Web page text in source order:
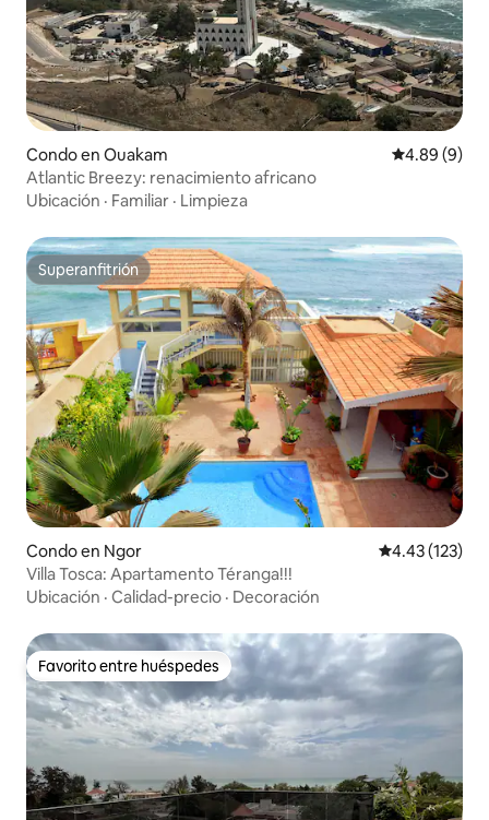
Condo en Ouakam Calificación
4.89 (9)
Atlantic Breezy: renacimiento africano
Ubicación · Familiar · Limpieza
Superanfitrión
Superanfitrión
Condo en Ngor Calificación
4.43 (123)
Villa Tosca: Apartamento Téranga!!!
Ubicación · Calidad-precio · Decoración
Favorito entre huéspedes
Favorito entre huéspedes